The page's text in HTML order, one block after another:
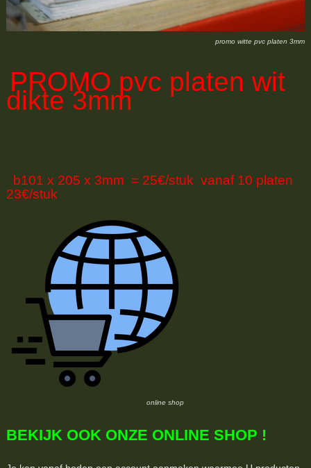
promo witte pvc platen 3mm
PROMO pvc platen wit
dikte 3mm
b101 x 205 x 3mm = 25€/stuk vanaf 10 platen
23€/stuk
online shop
BEKIJK OOK ONZE ONLINE SHOP !